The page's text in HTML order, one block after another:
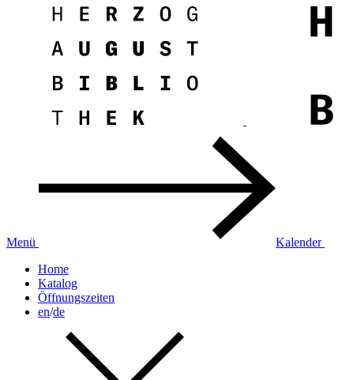
Menü
Kalender
Home
Katalog
Öffnungszeiten
en/de